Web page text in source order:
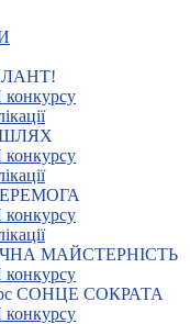
ШЛЯХ
МАЙСТЕРНІСТЬ
СОНЦЕ СОКРАТА